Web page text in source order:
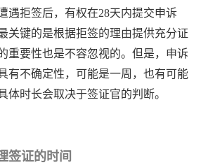
遇拒签后，有权在28天内提交申诉
关键的是根据拒签的理由提供充分证
重要性也是不容忽视的。但是，申诉
有不确定性，可能是一周，也有可能
体时长会取决于签证官的判断。
签证的时间